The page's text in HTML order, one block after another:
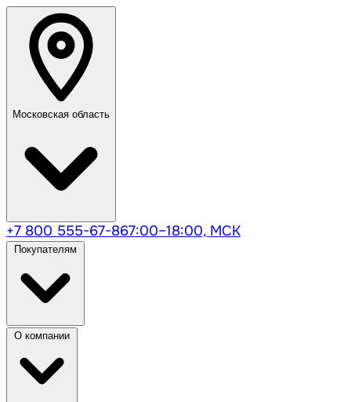
Московская область
+7 800 555-67-867:00–18:00, МСК